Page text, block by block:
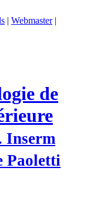
| Webmaster|
de
Inserm
Paoletti